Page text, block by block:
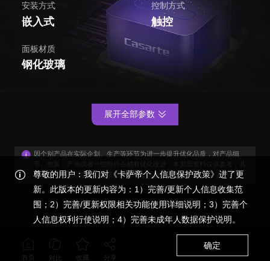
安装方式
嵌入式
控制方式
触控
面板材质
钢化玻璃
因个别产品在实际企划、生产等环节为进一步提升优化品质，对产品细
体外观与功能以产品装箱说明书为准，感谢您的谅解！
展开全部参数
首页 对比 收藏 分享
尊敬的用户：我们对《卡萨帝个人信息保护政策》进了更
新。此版本的更新内容为：1）完善/更新个人信息收集范
围；2）完善/更新权限相关功能使用详细说明；3）完善个
人信息权利行使说明；4）完善未成年人数据保护说明。
确定